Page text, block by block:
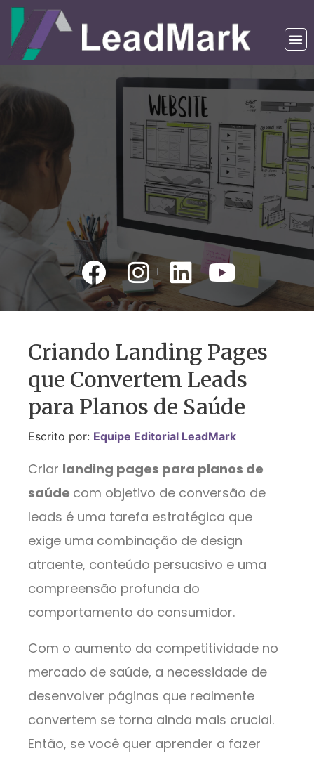
Criando Landing Pages
que Convertem Leads
para Planos de Saúde
Escrito por: Equipe Editorial LeadMark
Criar landing pages para planos de
saúde com objetivo de conversão de
leads é uma tarefa estratégica que
exige uma combinação de design
atraente, conteúdo persuasivo e uma
compreensão profunda do
comportamento do consumidor.
Com o aumento da competitividade no
mercado de saúde, a necessidade de
desenvolver páginas que realmente
convertem se torna ainda mais crucial.
Então, se você quer aprender a fazer